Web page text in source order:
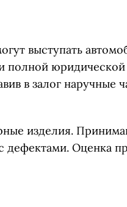
выступать
полной
в залог наручные
изделия.
дефектами. Оценка